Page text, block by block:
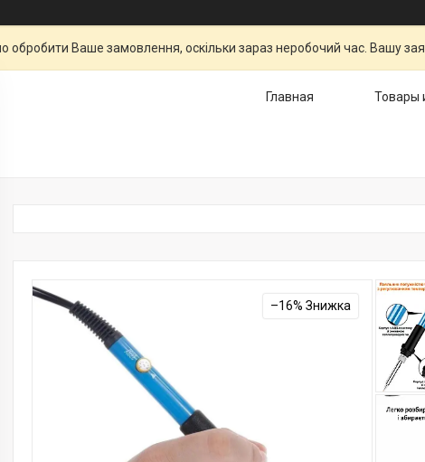
Ваше замовлення, оскільки зараз неробочий час. Вашу
Главная Товары
–16%